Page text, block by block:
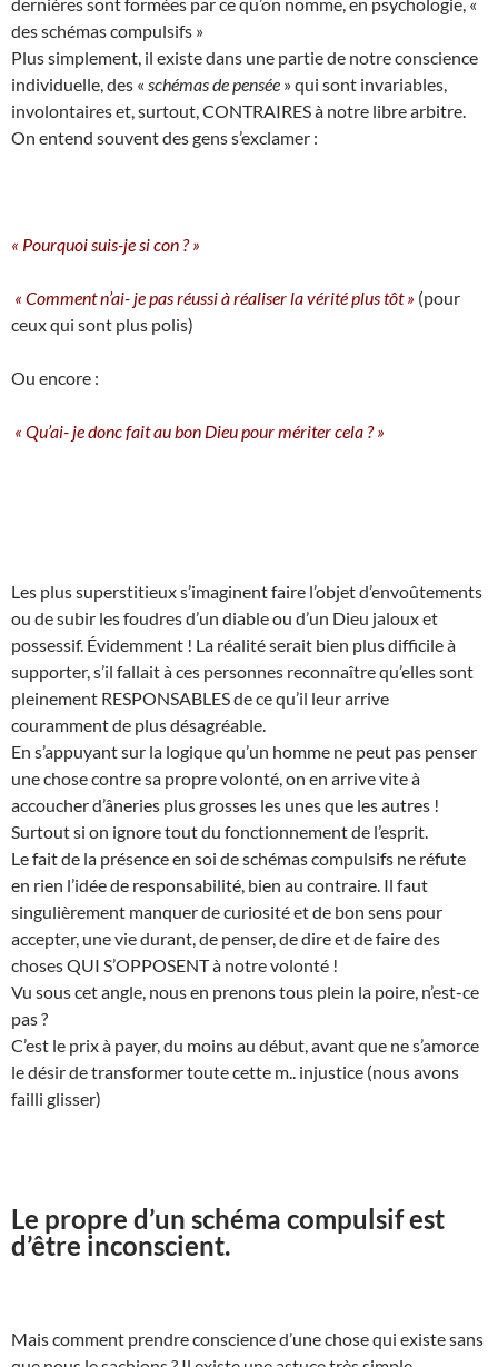
des schémas compulsifs »
Plus simplement, il existe dans une partie de notre conscience
individuelle, des « schémas de pensée » qui sont invariables,
involontaires et, surtout, CONTRAIRES à notre libre arbitre.
On entend souvent des gens s’exclamer :
« Pourquoi suis-je si con ? »
« Comment n’ai- je pas réussi à réaliser la vérité plus tôt » (pour
ceux qui sont plus polis)
Ou encore :
« Qu’ai- je donc fait au bon Dieu pour mériter cela ? »
Les plus superstitieux s’imaginent faire l’objet d’envoûtements
ou de subir les foudres d’un diable ou d’un Dieu jaloux et
possessif. Évidemment ! La réalité serait bien plus difficile à
supporter, s’il fallait à ces personnes reconnaître qu’elles sont
pleinement RESPONSABLES de ce qu’il leur arrive
couramment de plus désagréable.
En s’appuyant sur la logique qu’un homme ne peut pas penser
une chose contre sa propre volonté, on en arrive vite à
accoucher d’âneries plus grosses les unes que les autres !
Surtout si on ignore tout du fonctionnement de l’esprit.
Le fait de la présence en soi de schémas compulsifs ne réfute
en rien l’idée de responsabilité, bien au contraire. Il faut
singulièrement manquer de curiosité et de bon sens pour
accepter, une vie durant, de penser, de dire et de faire des
choses QUI S’OPPOSENT à notre volonté !
Vu sous cet angle, nous en prenons tous plein la poire, n’est-ce
pas ?
C’est le prix à payer, du moins au début, avant que ne s’amorce
le désir de transformer toute cette m.. injustice (nous avons
failli glisser)
Le propre d’un schéma compulsif est
d’être inconscient.
Mais comment prendre conscience d’une chose qui existe sans